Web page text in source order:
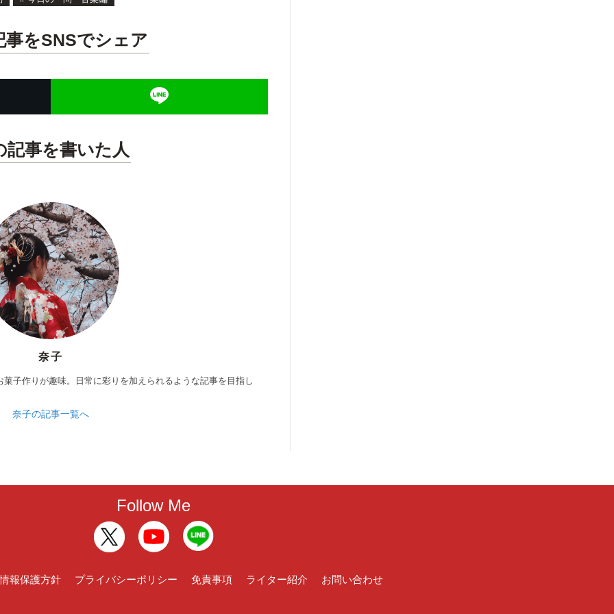
事をSNSでシェア
記事を書いた人
奈子
子作りが趣味。日常に彩りを加えられるような記事を目指し
奈子の記事一覧へ
Follow Me
報保護方針 プライバシーポリシー 免責事項 ライター紹介 お問い合わせ